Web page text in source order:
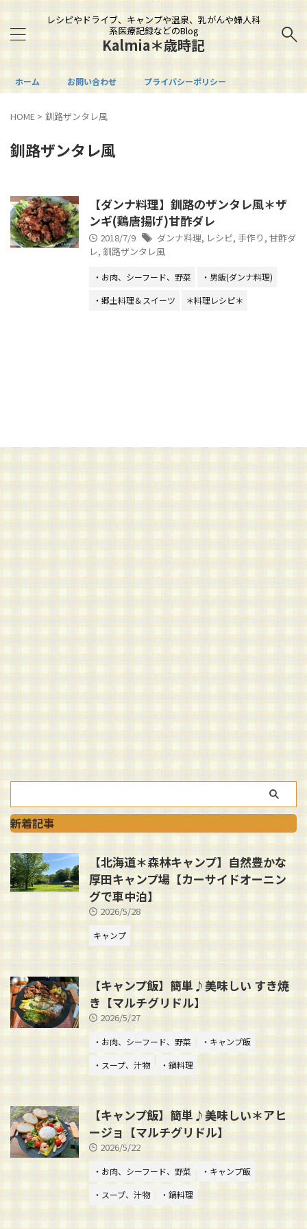
レシピやドライブ、キャンプや温泉、乳がんや婦人科
系医療記録などのBlog
Kalmia＊歳時記
ホーム お問い合わせ プライバシーポリシー
HOME > 釧路ザンタレ風
釧路ザンタレ風
【ダンナ料理】釧路のザンタレ風＊ザ
ンギ(鶏唐揚げ)甘酢ダレ
2018/7/9 ダンナ料理, レシピ, 手作り , 甘酢ダ
レ, 釧路ザンタレ風
・お肉、シーフード、野菜
・男飯(ダンナ料理)
・郷土料理＆スイーツ
＊料理レシピ＊
新着記事
【北海道＊森林キャンプ】自然豊かな
厚田キャンプ場【カーサイドオーニン
グで車中泊】
2026/5/28
キャンプ
【キャンプ飯】簡単♪美味しい すき焼
き【マルチグリドル】
2026/5/27
・お肉、シーフード、野菜
・キャンプ飯
・スープ、汁物
・鍋料理
【キャンプ飯】簡単♪美味しい＊アヒ
ージョ【マルチグリドル】
2026/5/22
・お肉、シーフード、野菜
・キャンプ飯
・スープ、汁物
・鍋料理